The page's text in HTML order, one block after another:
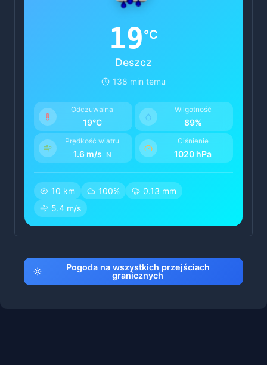
19°C
Deszcz
138 min temu
Odczuwalna
19°C
Wilgotność
89%
Prędkość wiatru
1.6 m/s N
Ciśnienie
1020 hPa
10 km 100%
0.13 mm
5.4 m/s
Pogoda na wszystkich przejściach
granicznych